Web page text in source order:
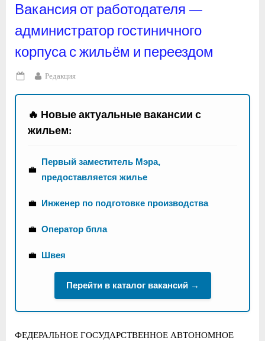
Вакансия от работодателя —
администратор гостиничного
корпуса с жильём и переездом
Posted
on
By
Редакция
🔥 Новые актуальные вакансии с
жильем:
💼
Первый заместитель Мэра,
предоставляется жилье
💼 Инженер по подготовке производства
💼 Оператор бпла
💼 Швея
Перейти в каталог вакансий →
ФЕДЕРАЛЬНОЕ ГОСУДАРСТВЕННОЕ АВТОНОМНОЕ